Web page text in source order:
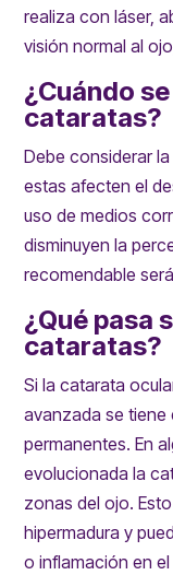
realiza con láser,
visión normal al
¿Cuándo
cataratas?
Debe considerar
estas afecten el
uso de medios
disminuyen la
recomendable
¿Qué pasa
cataratas?
Si la catarata
avanzada se tiene
permanentes. En
evolucionada la
zonas del ojo.
hipermadura y
o inflamación en